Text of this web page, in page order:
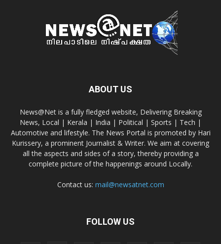
ABOUT US
News@Net is a fully fledged website, Delivering Breaking
News, Local | Kerala | India | Political | Sports | Tech |
Automotive and lifestyle. The News Portal is promoted by Hari
Kurissery, a prominent Journalist & Writer. We aim at covering
all the aspects and sides of a story, thereby providing a
complete picture of the happenings around Locally.
Contact us: mail@newsatnet.com
FOLLOW US